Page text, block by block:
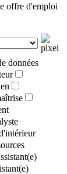
offre d'emploi
données